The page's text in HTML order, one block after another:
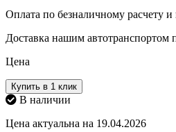
Оплата по безналичному расчету
Доставка нашим
Цена
Купить в 1 клик
В наличии
Цена актуальна на 19.04.2026